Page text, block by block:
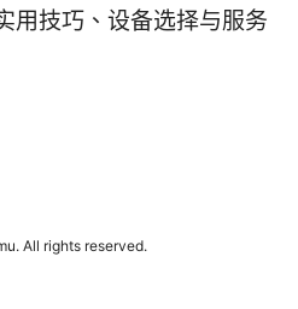
用技巧、设备选择与服务
All rights reserved.